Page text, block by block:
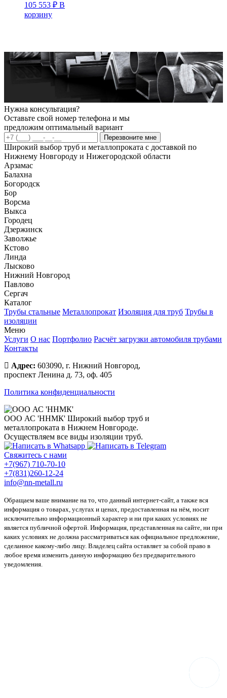
105 553 ₽ В
корзину
Нужна консультация?
Оставьте свой номер телефона и мы
предложим оптимальный вариант
Перезвоните мне
Широкий выбор труб и металлопроката с доставкой по
Нижнему Новгороду и Нижегородской области
Арзамас
Балахна
Богородск
Бор
Ворсма
Выкса
Городец
Дзержинск
Заволжье
Кстово
Линда
Лысково
Нижний Новгород
Павлово
Сергач
Каталог
Трубы стальные Металлопрокат Изоляция для труб Трубы в
изоляции
Меню
Услуги О нас Портфолио Расчёт загрузки автомобиля трубами
Контакты
Адрес: 603090, г. Нижний Новгород,
проспект Ленина д. 73, оф. 405
Политика конфиденциальности
ООО АС 'ННМК' Широкий выбор труб и
металлопроката в Нижнем Новгороде.
Осуществляем все виды изоляции труб.
Свяжитесь с нами
+7(967) 710-70-10
+7(831)260-12-24
info@nn-metall.ru
Обращаем ваше внимание на то, что данный интернет-сайт, а также вся
информация о товарах, услугах и ценах, предоставленная на нём, носит
исключительно информационный характер и ни при каких условиях не
является публичной офертой. Информация, представленная на сайте, ни при
каких условиях не должна рассматриваться как официальное предложение,
сделанное какому-либо лицу. Владелец сайта оставляет за собой право в
любое время изменить данную информацию без предварительного
уведомления.